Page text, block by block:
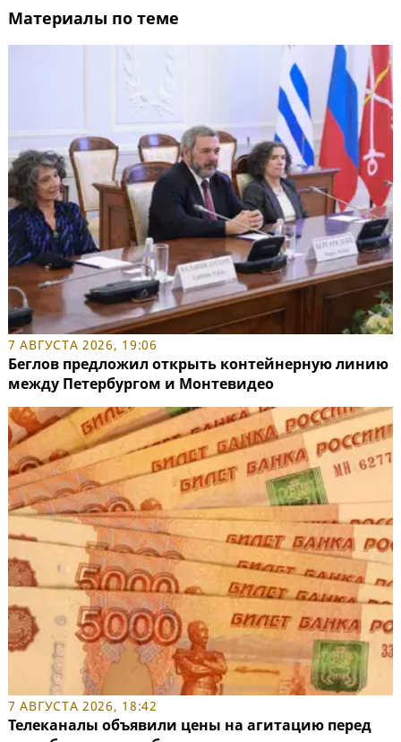
Материалы по теме
7 АВГУСТА 2026, 19:06
Беглов предложил открыть контейнерную линию
между Петербургом и Монтевидео
7 АВГУСТА 2026, 18:42
Телеканалы объявили цены на агитацию перед